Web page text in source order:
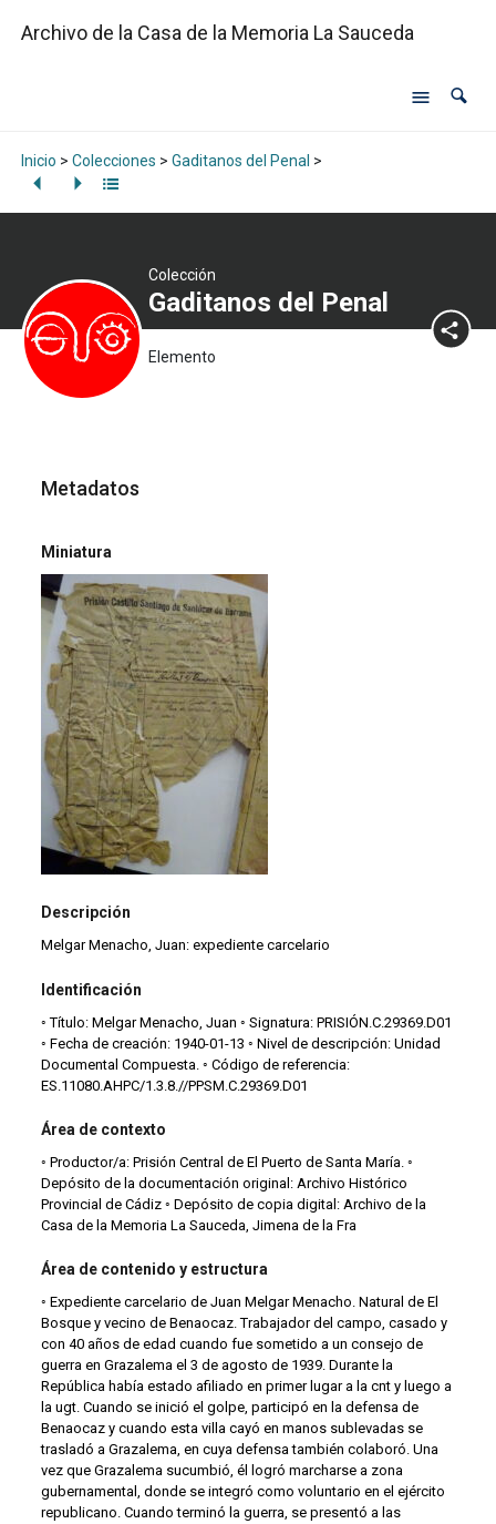
Archivo de la Casa de la Memoria La Sauceda
Inicio > Colecciones > Gaditanos del Penal >
Colección
Gaditanos del Penal
Elemento
Metadatos
Miniatura
Descripción
Melgar Menacho, Juan: expediente carcelario
Identificación
◦ Título: Melgar Menacho, Juan ◦ Signatura: PRISIÓN.C.29369.D01
◦ Fecha de creación: 1940-01-13 ◦ Nivel de descripción: Unidad
Documental Compuesta. ◦ Código de referencia:
ES.11080.AHPC/1.3.8.//PPSM.C.29369.D01
Área de contexto
◦ Productor/a: Prisión Central de El Puerto de Santa María. ◦
Depósito de la documentación original: Archivo Histórico
Provincial de Cádiz ◦ Depósito de copia digital: Archivo de la
Casa de la Memoria La Sauceda, Jimena de la Fra
Área de contenido y estructura
◦ Expediente carcelario de Juan Melgar Menacho. Natural de El
Bosque y vecino de Benaocaz. Trabajador del campo, casado y
con 40 años de edad cuando fue sometido a un consejo de
guerra en Grazalema el 3 de agosto de 1939. Durante la
República había estado afiliado en primer lugar a la cnt y luego a
la ugt. Cuando se inició el golpe, participó en la defensa de
Benaocaz y cuando esta villa cayó en manos sublevadas se
trasladó a Grazalema, en cuya defensa también colaboró. Una
vez que Grazalema sucumbió, él logró marcharse a zona
gubernamental, donde se integró como voluntario en el ejército
republicano. Cuando terminó la guerra, se presentó a las